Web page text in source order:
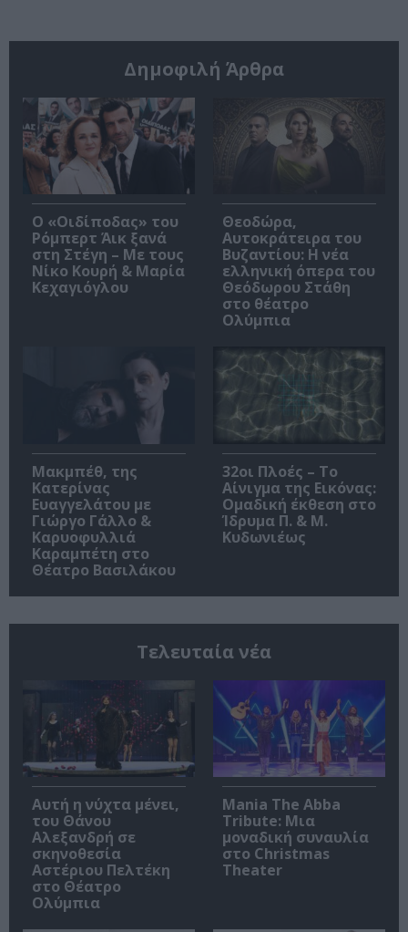
Δημοφιλή Άρθρα
O «Οιδίποδας» του
Ρόμπερτ Άικ ξανά
στη Στέγη – Με τους
Νίκο Κουρή & Μαρία
Κεχαγιόγλου
Θεοδώρα,
Αυτοκράτειρα του
Βυζαντίου: Η νέα
ελληνική όπερα του
Θεόδωρου Στάθη
στο θέατρο
Ολύμπια
Μακμπέθ, της
Κατερίνας
Ευαγγελάτου με
Γιώργο Γάλλο &
Καρυοφυλλιά
Καραμπέτη στο
Θέατρο Βασιλάκου
32οι Πλοές – Το
Αίνιγμα της Εικόνας:
Ομαδική έκθεση στο
Ίδρυμα Π. & Μ.
Κυδωνιέως
Τελευταία νέα
Αυτή η νύχτα μένει,
του Θάνου
Αλεξανδρή σε
σκηνοθεσία
Αστέριου Πελτέκη
στο Θέατρο
Ολύμπια
Mania The Abba
Tribute: Μια
μοναδική συναυλία
στο Christmas
Theater